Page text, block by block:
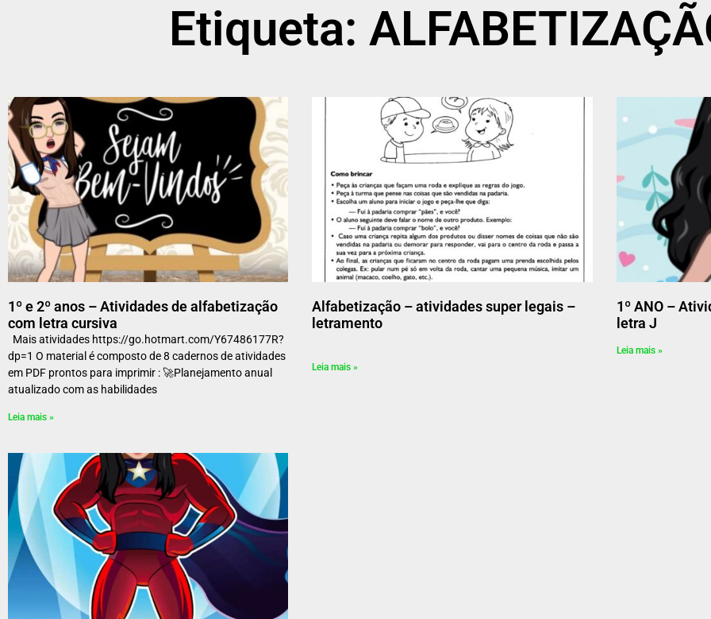
Etiqueta:
1º e 2º anos – Atividades de alfabetização
com letra cursiva
Mais atividades https://go.hotmart.com/Y67486177R?
dp=1 O material é composto de 8 cadernos de atividades
em PDF prontos para imprimir : 🚀Planejamento anual
atualizado com as habilidades
Leia mais »
Alfabetização – atividades super legais –
letramento
Leia mais »
1º ANO –
letra J
Leia mais »